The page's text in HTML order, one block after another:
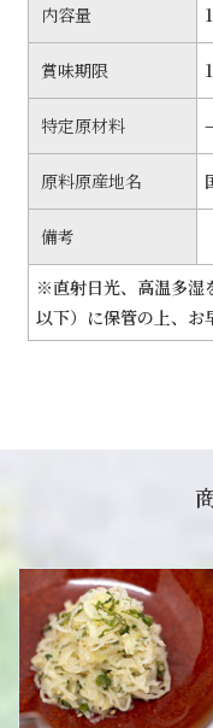
内容量
賞味期限
特定原材料 –
原料原産地名
備考
※直射日光、高温多湿
以下）に保管の上、お